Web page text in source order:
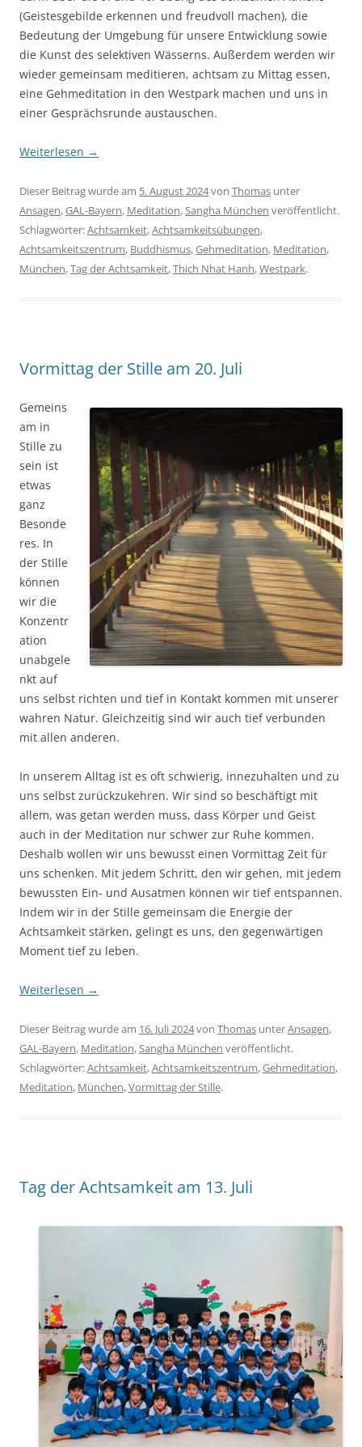
(Geistesgebilde erkennen und freudvoll machen), die
Bedeutung der Umgebung für unsere Entwicklung sowie
die Kunst des selektiven Wässerns. Außerdem werden wir
wieder gemeinsam meditieren, achtsam zu Mittag essen,
eine Gehmeditation in den Westpark machen und uns in
einer Gesprächsrunde austauschen.
Weiterlesen →
Dieser Beitrag wurde am 5. August 2024von Thomas unter
Ansagen,GAL-Bayern, Meditation,Sangha München veröffentlicht.
Schlagwörter:Achtsamkeit,Achtsamkeitsübungen,
Achtsamkeitszentrum, Buddhismus,Gehmeditation, Meditation,
München,Tag der Achtsamkeit,Thich Nhat Hanh,Westpark.
Vormittag der Stille am 20. Juli
Gemeins
am in
Stille zu
sein ist
etwas
ganz
Besonde
res. In
der Stille
können
wir die
Konzentr
ation
unabgele
nkt auf
uns selbst richten und tief in Kontakt kommen mit unserer
wahren Natur. Gleichzeitig sind wir auch tief verbunden
mit allen anderen.
In unserem Alltag ist es oft schwierig, innezuhalten und zu
uns selbst zurückzukehren. Wir sind so beschäftigt mit
allem, was getan werden muss, dass Körper und Geist
auch in der Meditation nur schwer zur Ruhe kommen.
Deshalb wollen wir uns bewusst einen Vormittag Zeit für
uns schenken. Mit jedem Schritt, den wir gehen, mit jedem
bewussten Ein- und Ausatmen können wir tief entspannen.
Indem wir in der Stille gemeinsam die Energie der
Achtsamkeit stärken, gelingt es uns, den gegenwärtigen
Moment tief zu leben.
Weiterlesen →
Dieser Beitrag wurde am 16. Juli 2024von Thomas unterAnsagen,
GAL-Bayern, Meditation,Sangha München veröffentlicht.
Schlagwörter:Achtsamkeit,Achtsamkeitszentrum,Gehmeditation,
Meditation, München,Vormittag der Stille.
Tag der Achtsamkeit am 13. Juli